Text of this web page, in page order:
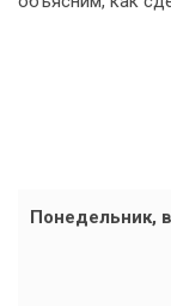
Понедельник,